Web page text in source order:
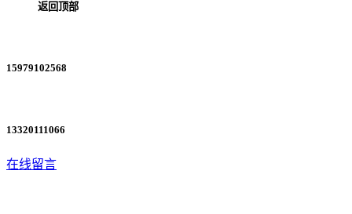
返回顶部
15979102568
13320111066
在线留言